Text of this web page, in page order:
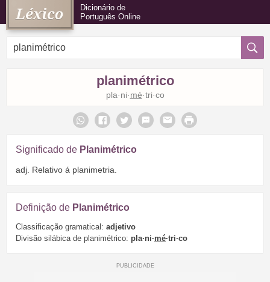
Dicionário de
Português Online
planimétrico
pla·ni·mé·tri·co
Significado de Planimétrico
adj. Relativo á planimetria.
Definição de Planimétrico
Classificação gramatical: adjetivo
Divisão silábica de planimétrico: pla·ni·mé·tri·co